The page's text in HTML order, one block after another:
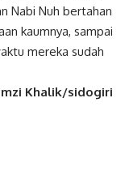
Nabi Nuh bertahan
kaumnya, sampai
mereka sudah
Khalik/sidogiri